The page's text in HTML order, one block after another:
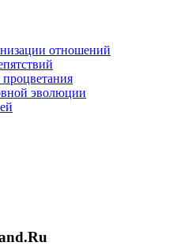
отношений
эволюции